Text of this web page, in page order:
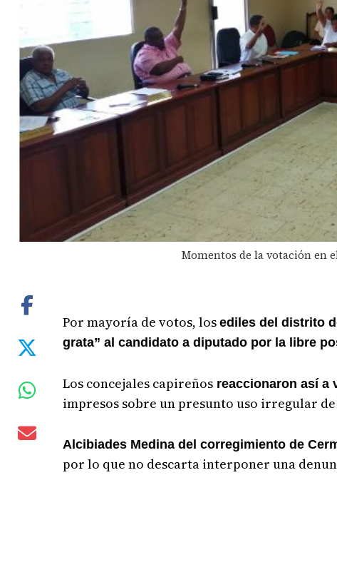
Momentos de la votación en
Por mayoría de votos, losediles del distrito
grata” al candidato a diputado por la libre
Los concejales capireños reaccionaron así a
impresos sobre un presunto uso irregular
Alcibiades Medina del corregimiento de
por lo que no descarta interponer una